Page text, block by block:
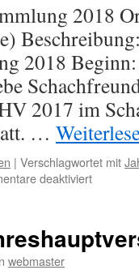
2018
2018
2017 im
…
| Verschlagwortet mit
deaktiviertfür
2018
webmaster